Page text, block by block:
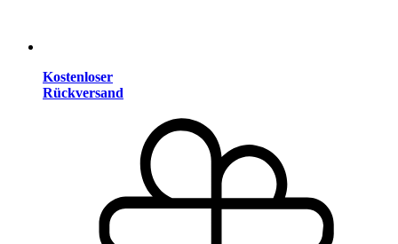
Kostenloser
Rückversand